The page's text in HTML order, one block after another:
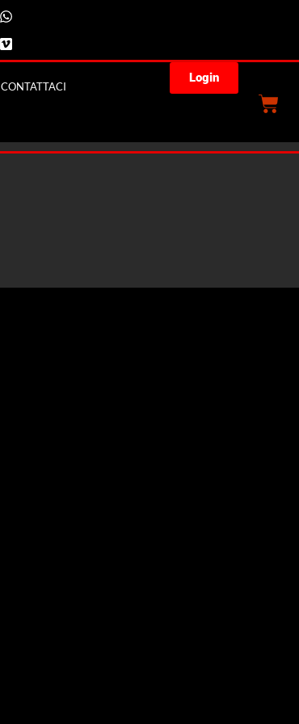
CONTATTACI
Login